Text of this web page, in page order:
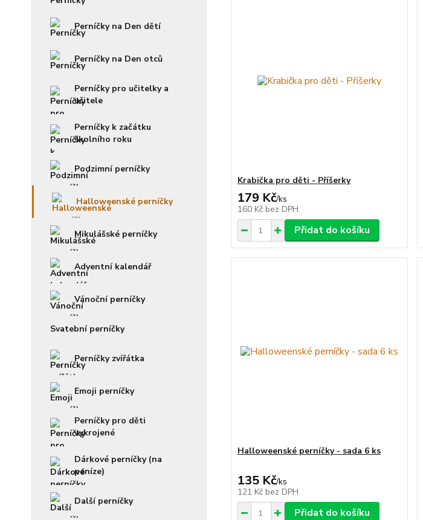
Perníčky na Den dětí
Perníčky na Den otců
Perníčky pro učitelky a
učitele
Perníčky k začátku
školního roku
Podzimní perníčky
Halloweenské perníčky
Mikulášské perníčky
Adventní kalendář
Vánoční perníčky
Svatební perníčky
Perníčky zvířátka
Emoji perníčky
Perníčky pro děti
vykrojené
Dárkové perníčky (na
peníze)
Další perníčky
Krabička pro děti - Příšerky
179 Kč/ks
160 Kč bez DPH
Přidat do košíku
Halloweenské perníčky - sada 6 ks
135 Kč/ks
121 Kč bez DPH
Přidat do košíku